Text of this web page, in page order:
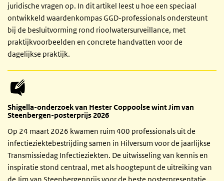
juridische vragen op. In dit artikel leest u hoe een speciaal
ontwikkeld waardenkompas GGD-professionals ondersteunt
bij de besluitvorming rond rioolwatersurveillance, met
praktijkvoorbeelden en concrete handvatten voor de
dagelijkse praktijk.
Shigella-onderzoek van Hester Coppoolse wint Jim van
Steenbergen-posterprijs 2026
Op 24 maart 2026 kwamen ruim 400 professionals uit de
infectieziektebestrijding samen in Hilversum voor de jaarlijkse
Transmissiedag Infectieziekten. De uitwisseling van kennis en
inspiratie stond centraal, met als hoogtepunt de uitreiking van